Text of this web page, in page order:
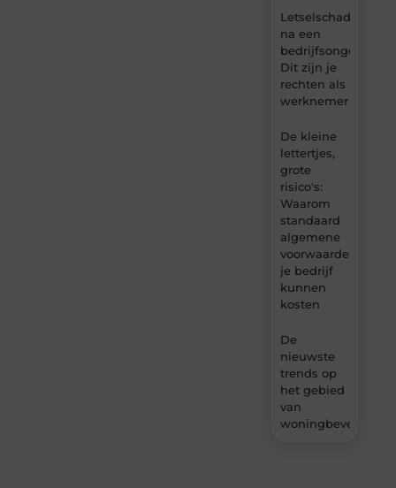
Letselschade
na een
bedrijfsongeval:
Dit zijn je
rechten als
werknemer
De kleine
lettertjes,
grote
risico's:
Waarom
standaard
algemene
voorwaarden
je bedrijf
kunnen
kosten
De
nieuwste
trends op
het gebied
van
woningbeveiliging